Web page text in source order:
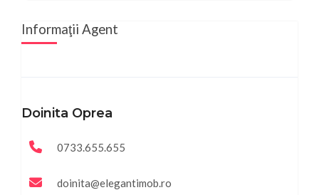
Informaţii Agent
Doinita Oprea
0733.655.655
doinita@elegantimob.ro